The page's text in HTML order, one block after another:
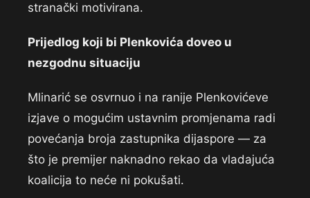
stranački motivirana.
Prijedlog koji bi Plenkovića doveo u
nezgodnu situaciju
Mlinarić se osvrnuo i na ranije Plenkovićeve
izjave o mogućim ustavnim promjenama radi
povećanja broja zastupnika dijaspore — za
što je premijer naknadno rekao da vladajuća
koalicija to neće ni pokušati.